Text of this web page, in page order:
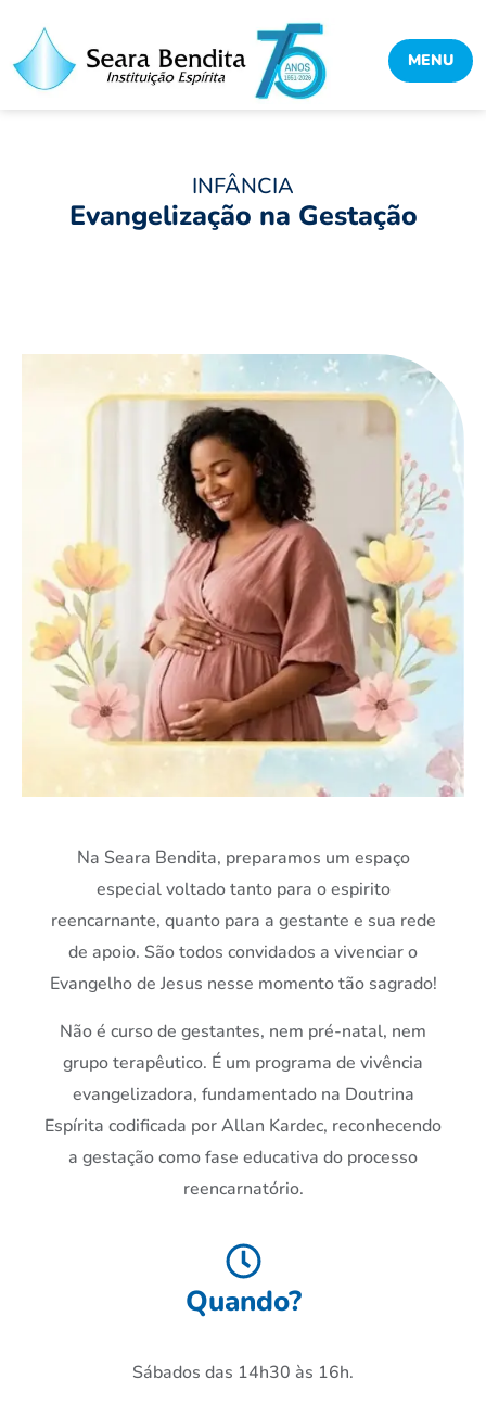
MENU
INFÂNCIA
Evangelização na Gestação
Na Seara Bendita, preparamos um espaço
especial voltado tanto para o espirito
reencarnante, quanto para a gestante e sua rede
de apoio. São todos convidados a vivenciar o
Evangelho de Jesus nesse momento tão sagrado!
Não é curso de gestantes, nem pré-natal, nem
grupo terapêutico. É um programa de vivência
evangelizadora, fundamentado na Doutrina
Espírita codificada por Allan Kardec, reconhecendo
a gestação como fase educativa do processo
reencarnatório.
Quando?
Sábados das 14h30 às 16h.